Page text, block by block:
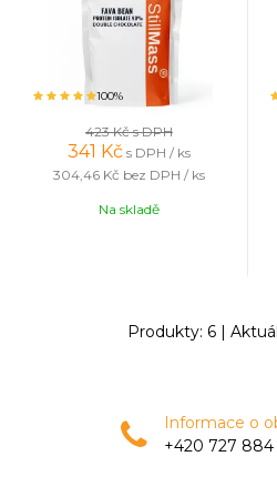
100%
423 Kčs DPH
341 Kč s DPH / ks
304,46 Kč bez DPH / ks
Na skladě
Produkty: 6|
Informace o
+420 727 884